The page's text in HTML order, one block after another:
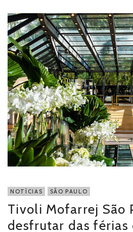
NOTÍCIAS SÃO PAULO
Tivoli Mofarrej São
desfrutar das férias